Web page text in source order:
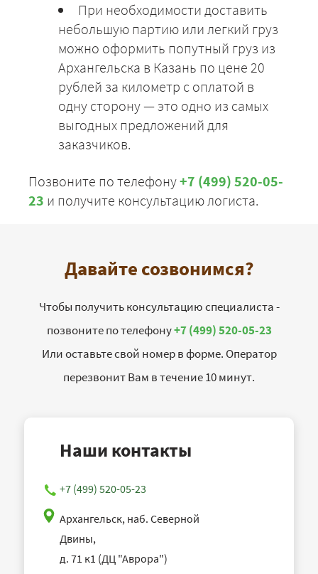
При необходимости доставить
небольшую партию или легкий груз
можно оформить попутный груз из
Архангельска в Казань по цене 20
рублей за километр с оплатой в
одну сторону — это одно из самых
выгодных предложений для
заказчиков.
Позвоните по телефону+7 (499) 520-05-
23 и получите консультацию логиста.
Давайте созвонимся?
Чтобы получить консультацию специалиста -
позвоните по телефону+7 (499) 520-05-23
Или оставьте свой номер в форме. Оператор
перезвонит Вам в течение 10 минут.
Наши контакты
+7 (499) 520-05-23
Архангельск, наб. Северной
Двины,
д. 71 к1 (ДЦ "Аврора")